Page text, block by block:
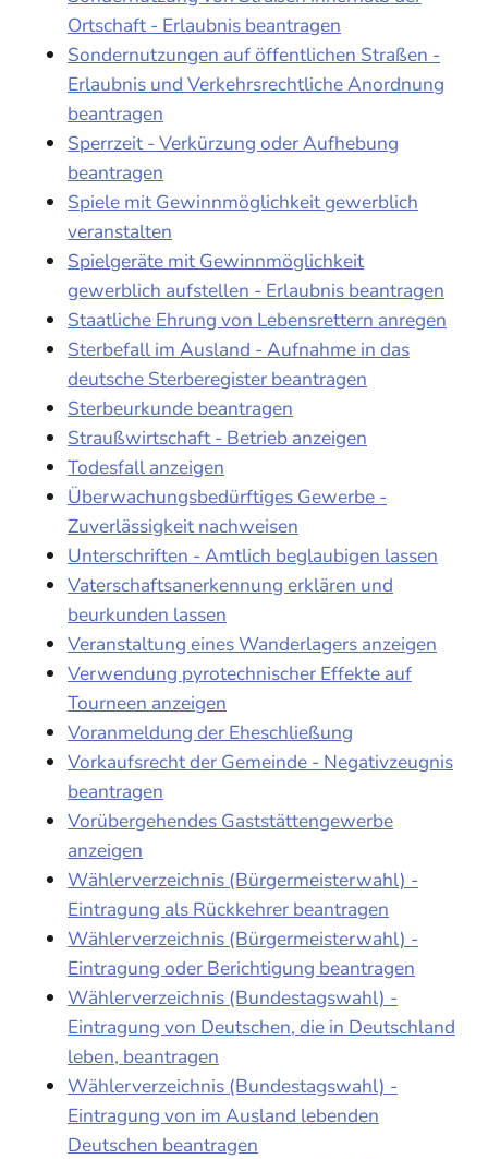
Ortschaft - Erlaubnis beantragen
Sondernutzungen auf öffentlichen Straßen -
Erlaubnis und Verkehrsrechtliche Anordnung
beantragen
Sperrzeit - Verkürzung oder Aufhebung
beantragen
Spiele mit Gewinnmöglichkeit gewerblich
veranstalten
Spielgeräte mit Gewinnmöglichkeit
gewerblich aufstellen - Erlaubnis beantragen
Staatliche Ehrung von Lebensrettern anregen
Sterbefall im Ausland - Aufnahme in das
deutsche Sterberegister beantragen
Sterbeurkunde beantragen
Straußwirtschaft - Betrieb anzeigen
Todesfall anzeigen
Überwachungsbedürftiges Gewerbe -
Zuverlässigkeit nachweisen
Unterschriften - Amtlich beglaubigen lassen
Vaterschaftsanerkennung erklären und
beurkunden lassen
Veranstaltung eines Wanderlagers anzeigen
Verwendung pyrotechnischer Effekte auf
Tourneen anzeigen
Voranmeldung der Eheschließung
Vorkaufsrecht der Gemeinde - Negativzeugnis
beantragen
Vorübergehendes Gaststättengewerbe
anzeigen
Wählerverzeichnis (Bürgermeisterwahl) -
Eintragung als Rückkehrer beantragen
Wählerverzeichnis (Bürgermeisterwahl) -
Eintragung oder Berichtigung beantragen
Wählerverzeichnis (Bundestagswahl) -
Eintragung von Deutschen, die in Deutschland
leben, beantragen
Wählerverzeichnis (Bundestagswahl) -
Eintragung von im Ausland lebenden
Deutschen beantragen